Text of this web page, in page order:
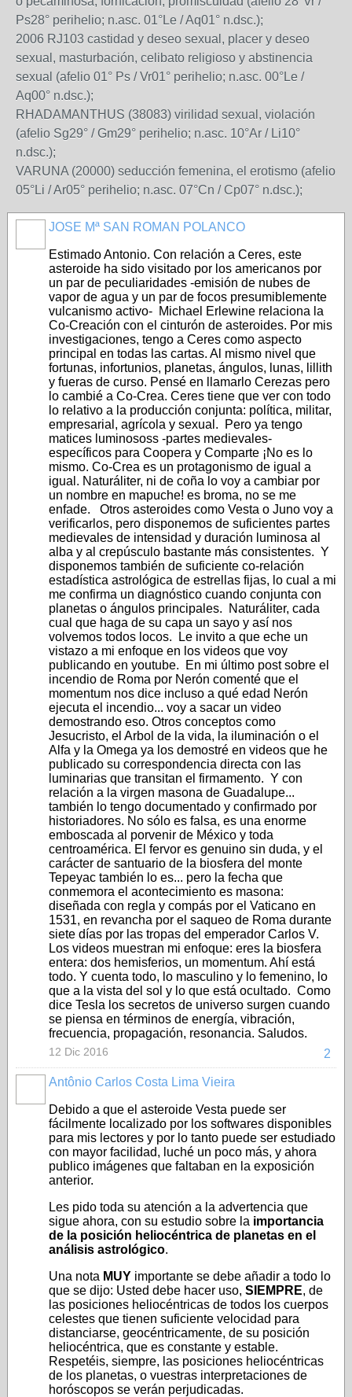
Ps28° perihelio; n.asc. 01°Le / Aq01° n.dsc.);
2006 RJ103 castidad y deseo sexual, placer y deseo
sexual, masturbación, celibato religioso y abstinencia
sexual (afelio 01° Ps / Vr01° perihelio; n.asc. 00°Le /
Aq00° n.dsc.);
RHADAMANTHUS (38083) virilidad sexual, violación
(afelio Sg29° / Gm29° perihelio; n.asc. 10°Ar / Li10°
n.dsc.);
VARUNA (20000) seducción femenina, el erotismo (afelio
05°Li / Ar05° perihelio; n.asc. 07°Cn / Cp07° n.dsc.);
JOSE Mª SAN ROMAN POLANCO
Estimado Antonio. Con relación a Ceres, este
asteroide ha sido visitado por los americanos por
un par de peculiaridades -emisión de nubes de
vapor de agua y un par de focos presumiblemente
vulcanismo activo- Michael Erlewine relaciona la
Co-Creación con el cinturón de asteroides. Por mis
investigaciones, tengo a Ceres como aspecto
principal en todas las cartas. Al mismo nivel que
fortunas, infortunios, planetas, ángulos, lunas, lillith
y fueras de curso. Pensé en llamarlo Cerezas pero
lo cambié a Co-Crea. Ceres tiene que ver con todo
lo relativo a la producción conjunta: política, militar,
empresarial, agrícola y sexual. Pero ya tengo
matices luminososs -partes medievales-
específicos para Coopera y Comparte ¡No es lo
mismo. Co-Crea es un protagonismo de igual a
igual. Naturáliter, ni de coña lo voy a cambiar por
un nombre en mapuche! es broma, no se me
enfade. Otros asteroides como Vesta o Juno voy a
verificarlos, pero disponemos de suficientes partes
medievales de intensidad y duración luminosa al
alba y al crepúsculo bastante más consistentes. Y
disponemos también de suficiente co-relación
estadística astrológica de estrellas fijas, lo cual a mi
me confirma un diagnóstico cuando conjunta con
planetas o ángulos principales. Naturáliter, cada
cual que haga de su capa un sayo y así nos
volvemos todos locos. Le invito a que eche un
vistazo a mi enfoque en los videos que voy
publicando en youtube. En mi último post sobre el
incendio de Roma por Nerón comenté que el
momentum nos dice incluso a qué edad Nerón
ejecuta el incendio... voy a sacar un video
demostrando eso. Otros conceptos como
Jesucristo, el Arbol de la vida, la iluminación o el
Alfa y la Omega ya los demostré en videos que he
publicado su correspondencia directa con las
luminarias que transitan el firmamento. Y con
relación a la virgen masona de Guadalupe...
también lo tengo documentado y confirmado por
historiadores. No sólo es falsa, es una enorme
emboscada al porvenir de México y toda
centroamérica. El fervor es genuino sin duda, y el
carácter de santuario de la biosfera del monte
Tepeyac también lo es... pero la fecha que
conmemora el acontecimiento es masona:
diseñada con regla y compás por el Vaticano en
1531, en revancha por el saqueo de Roma durante
siete días por las tropas del emperador Carlos V.
Los videos muestran mi enfoque: eres la biosfera
entera: dos hemisferios, un momentum. Ahí está
todo. Y cuenta todo, lo masculino y lo femenino, lo
que a la vista del sol y lo que está ocultado. Como
dice Tesla los secretos de universo surgen cuando
se piensa en términos de energía, vibración,
frecuencia, propagación, resonancia. Saludos.
2
12 Dic 2016
Antônio Carlos Costa Lima Vieira
Debido a que el asteroide Vesta puede ser
fácilmente localizado por los softwares disponibles
para mis lectores y por lo tanto puede ser estudiado
con mayor facilidad, luché un poco más, y ahora
publico imágenes que faltaban en la exposición
anterior.
Les pido toda su atención a la advertencia que
sigue ahora, con su estudio sobre la importancia
de la posición heliocéntrica de planetas en el
análisis astrológico.
Una nota MUY importante se debe añadir a todo lo
que se dijo: Usted debe hacer uso, SIEMPRE, de
las posiciones heliocéntricas de todos los cuerpos
celestes que tienen suficiente velocidad para
distanciarse, geocéntricamente, de su posición
heliocéntrica, que es constante y estable.
Respetéis, siempre, las posiciones heliocéntricas
de los planetas, o vuestras interpretaciones de
horóscopos se verán perjudicadas.